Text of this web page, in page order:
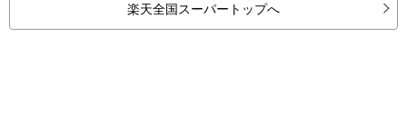
楽天全国スーパートップへ